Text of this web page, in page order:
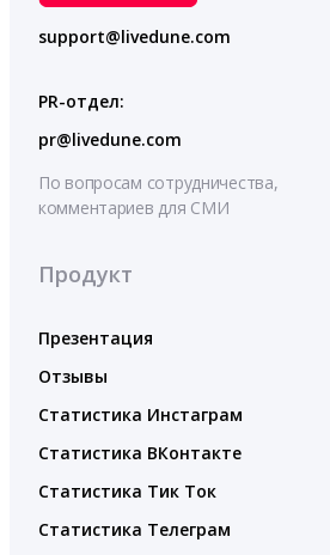
support@livedune.com
PR-отдел:
pr@livedune.com
По вопросам сотрудничества,
комментариев для СМИ
Продукт
Презентация
Отзывы
Статистика Инстаграм
Статистика ВКонтакте
Статистика Тик Ток
Статистика Телеграм